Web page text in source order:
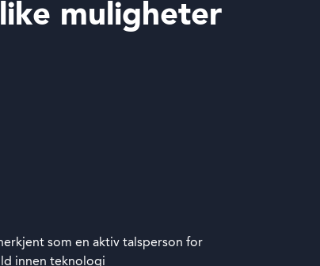
muligheter
som en aktiv talsperson for
innen teknologi